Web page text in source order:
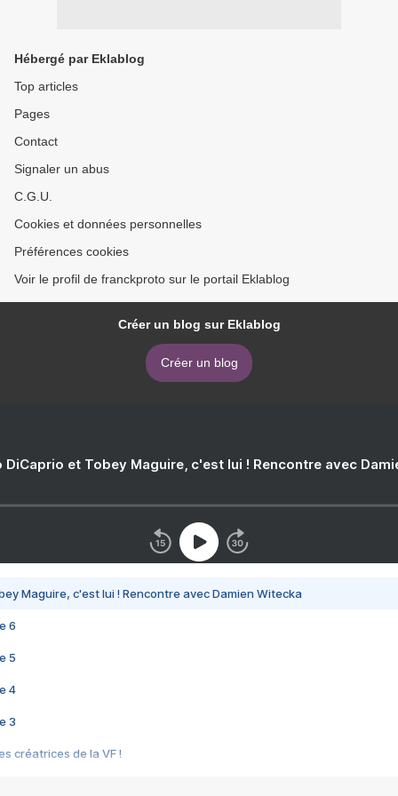
Hébergé par Eklablog
Top articles
Pages
Contact
Signaler un abus
C.G.U.
Cookies et données personnelles
Préférences cookies
Voir le profil de franckproto sur le portail Eklablog
Créer un blog sur Eklablog
Créer un blog
DiCaprio et Tobey Maguire, c'est lui ! Rencontre avec
Maguire, c'est lui ! Rencontre avec Damien Witecka
6
5
4
3
créatrices de la VF !